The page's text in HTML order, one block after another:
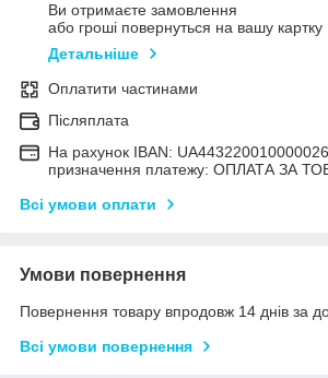
Ви отримаєте замовлення
або гроші повернуться на вашу картку
Детальніше
Оплатити частинами
Післяплата
На рахунок IBAN:
призначення платежу: ОПЛАТА ЗА
Всі умови оплати
Умови повернення
Повернення товару впродовж 14 днів за
Всі умови повернення